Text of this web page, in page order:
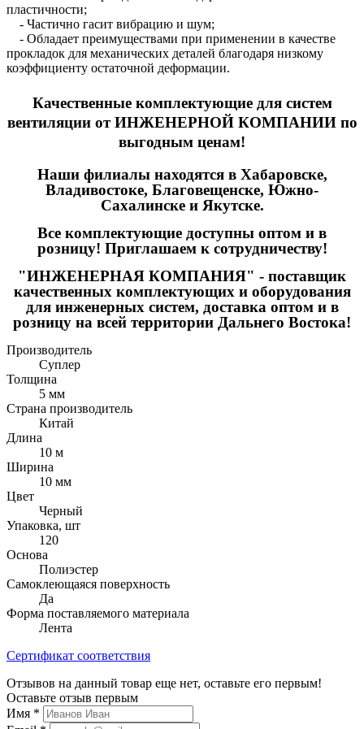
пластичности;
- Частично гасит вибрацию и шум;
- Обладает преимуществами при применении в качестве
прокладок для механических деталей благодаря низкому
коэффициенту остаточной деформации.
Качественные комплектующие для систем
вентиляции от ИНЖЕНЕРНОЙ КОМПАНИИ по
выгодным ценам!
Наши филиалы находятся в Хабаровске,
Владивостоке, Благовещенске, Южно-
Сахалинске и Якутске.
Все комплектующие доступны оптом и в
розницу! Приглашаем к сотрудничеству!
"ИНЖЕНЕРНАЯ КОМПАНИЯ" - поставщик
качественных комплектующих и оборудования
для инженерных систем, доставка оптом и в
розницу на всей территории Дальнего Востока!
Производитель
Суплер
Толщина
5 мм
Страна производитель
Китай
Длина
10 м
Ширина
10 мм
Цвет
Черный
Упаковка, шт
120
Основа
Полиэстер
Самоклеющаяся поверхность
Да
Форма поставляемого материала
Лента
Сертификат соответствия
Отзывов на данный товар еще нет, оставьте его первым!
Оставьте отзыв первым
Имя *